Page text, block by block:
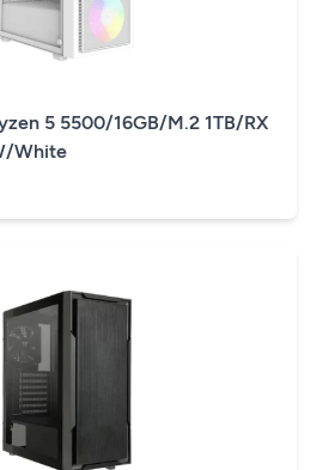
5 5500/16GB/M.2 1TB/RX
White